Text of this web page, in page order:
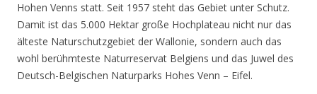
Hohen Venns statt. Seit 1957 steht das Gebiet unter Schutz.
Damit ist das 5.000 Hektar große Hochplateau nicht nur das
älteste Naturschutzgebiet der Wallonie, sondern auch das
wohl berühmteste Naturreservat Belgiens und das Juwel des
Deutsch-Belgischen Naturparks Hohes Venn – Eifel.